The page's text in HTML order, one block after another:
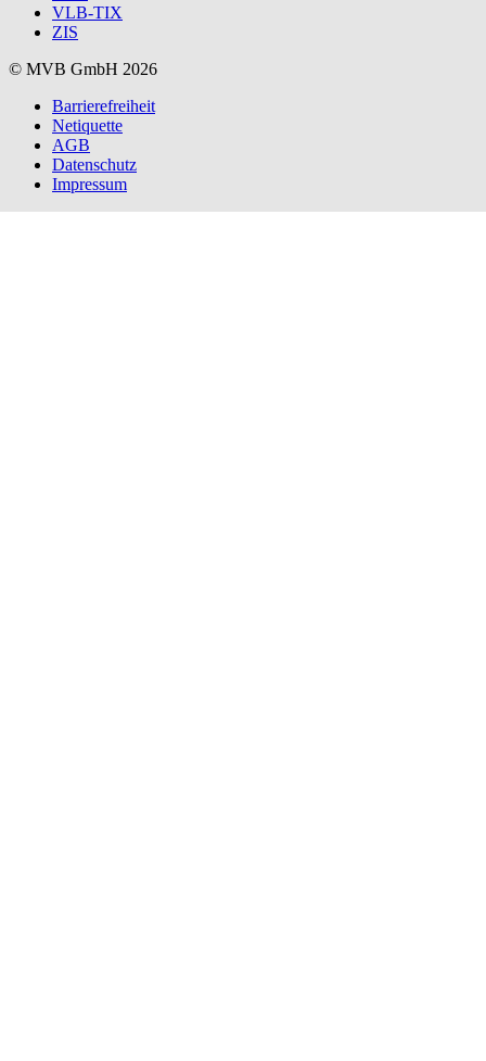
VLB-TIX
ZIS
© MVB GmbH 2026
Barrierefreiheit
Netiquette
AGB
Datenschutz
Impressum